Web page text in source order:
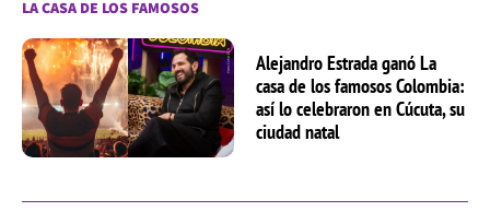
LA CASA DE LOS FAMOSOS
Alejandro Estrada ganó La
casa de los famosos Colombia:
así lo celebraron en Cúcuta, su
ciudad natal